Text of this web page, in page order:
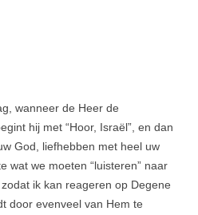
wanneer de Heer de
hij met “Hoor, Israël”, en dan
God, liefhebben met heel uw
wat we moeten “luisteren” naar
ik kan reageren op Degene
door evenveel van Hem te